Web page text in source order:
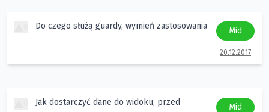
Do czego służą guardy, wymień zastosowania Mid
20.12.2017
Jak dostarczyć dane do widoku, przed
Mid